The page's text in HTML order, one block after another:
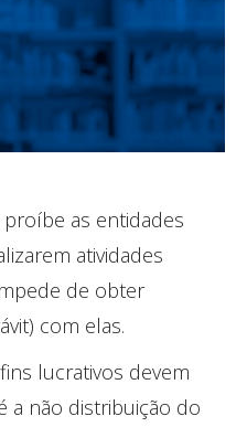
as entidades
atividades
de obter
com elas.
lucrativos devem
a não distribuição do